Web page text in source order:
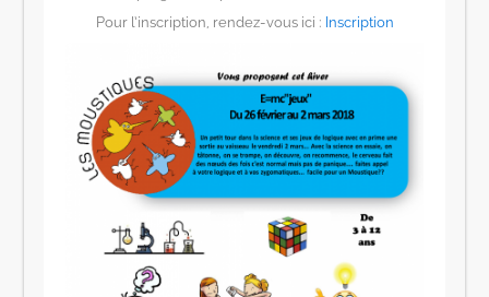
Pour l’inscription, rendez-vous ici : Inscription